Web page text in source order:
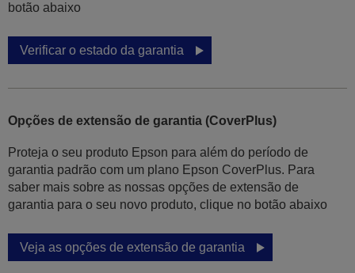
botão abaixo
Verificar o estado da garantia
Opções de extensão de garantia (CoverPlus)
Proteja o seu produto Epson para além do período de
garantia padrão com um plano Epson CoverPlus. Para
saber mais sobre as nossas opções de extensão de
garantia para o seu novo produto, clique no botão abaixo
Veja as opções de extensão de garantia